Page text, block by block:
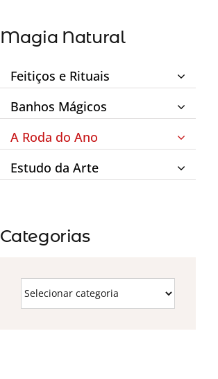
Magia Natural
Feitiços e Rituais
Banhos Mágicos
A Roda do Ano
Estudo da Arte
Categorias